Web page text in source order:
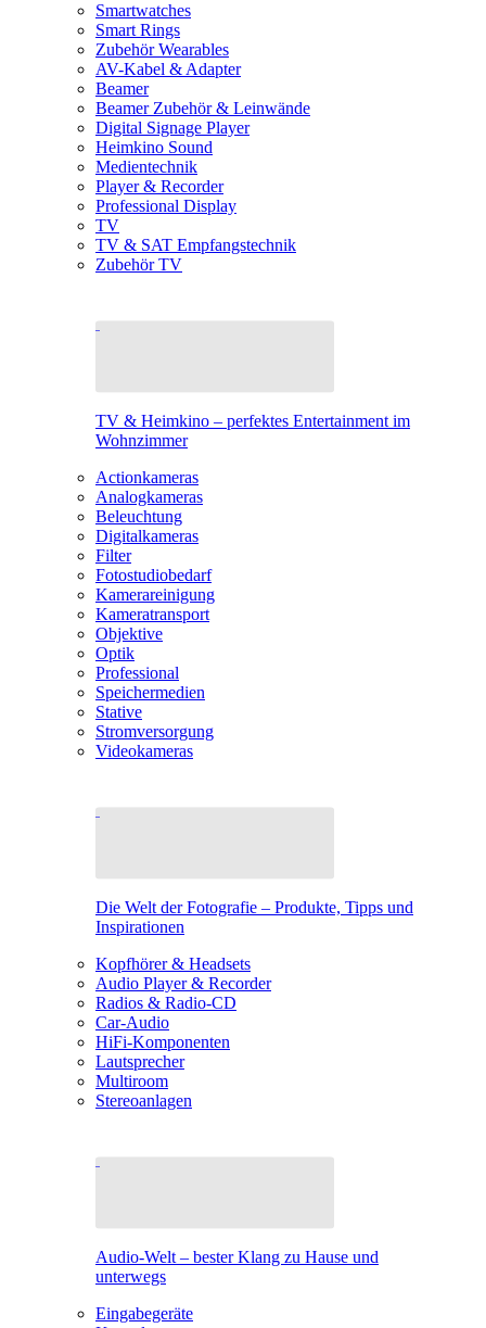
Smartwatches
Smart Rings
Zubehör Wearables
AV-Kabel & Adapter
Beamer
Beamer Zubehör & Leinwände
Digital Signage Player
Heimkino Sound
Medientechnik
Player & Recorder
Professional Display
TV
TV & SAT Empfangstechnik
Zubehör TV
TV & Heimkino – perfektes Entertainment im
Wohnzimmer
Actionkameras
Analogkameras
Beleuchtung
Digitalkameras
Filter
Fotostudiobedarf
Kamerareinigung
Kameratransport
Objektive
Optik
Professional
Speichermedien
Stative
Stromversorgung
Videokameras
Die Welt der Fotografie – Produkte, Tipps und
Inspirationen
Kopfhörer & Headsets
Audio Player & Recorder
Radios & Radio-CD
Car-Audio
HiFi-Komponenten
Lautsprecher
Multiroom
Stereoanlagen
Audio-Welt – bester Klang zu Hause und
unterwegs
Eingabegeräte